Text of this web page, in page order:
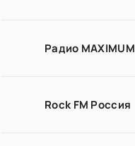
Радио MAXIMUM
Rock FM Россия